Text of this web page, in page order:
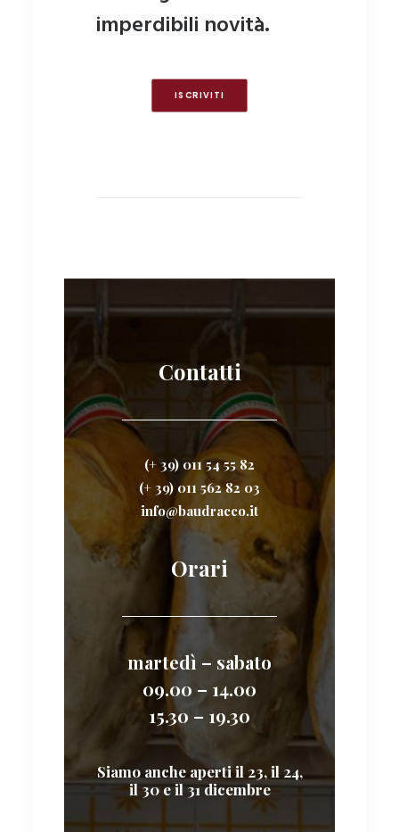
imperdibili novità.
ISCRIVITI
Contatti
(+ 39) 011 54 55 82
(+ 39) 011 562 82 03
info@baudracco.it
Orari
martedì – sabato
09.00 – 14.00
15.30 – 19.30
Siamo anche aperti il 23, il 24,
il 30 e il 31 dicembre